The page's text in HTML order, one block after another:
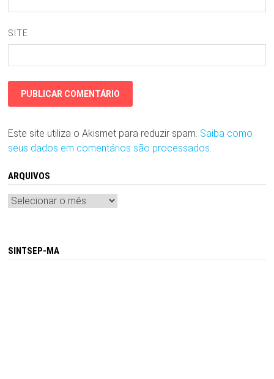
SITE
Este site utiliza o Akismet para reduzir spam. Saiba como
seus dados em comentários são processados.
ARQUIVOS
Arquivos
SINTSEP-MA